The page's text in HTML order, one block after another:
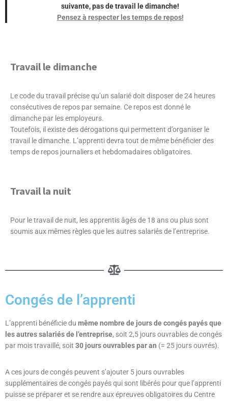
suivante, pas de travail le dimanche!
Pensez à respecter les temps de repos!
Travail le dimanche
Le code du travail précise qu’un salarié doit disposer de 24 heures
consécutives de repos par semaine. Ce repos est donné le
dimanche par les employeurs.
Toutefois, il existe des dérogations qui permettent d’organiser le
travail le dimanche. L’apprenti devra tout de même bénéficier des
temps de repos journaliers et hebdomadaires obligatoires.
Travail la nuit
Pour le travail de nuit, les apprentis âgés de 18 ans ou plus sont
soumis aux mêmes règles que les autres salariés de l’entreprise.
Congés de l’apprenti
L’apprenti bénéficie du même nombre de jours de congés payés que
les autres salariés de l’entreprise, soit 2,5 jours ouvrables de congés
par mois travaillé, soit 30 jours ouvrables par an (= 25 jours ouvrés).
A ces jours de congés peuvent s’ajouter 5 jours ouvrables
supplémentaires de congés payés qui sont libérés pour que l’apprenti
puisse se préparer et se rendre aux épreuves obligatoires du Centre